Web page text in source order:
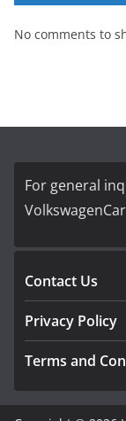
No comments to
For general
Contact Us
Privacy Policy
Terms and